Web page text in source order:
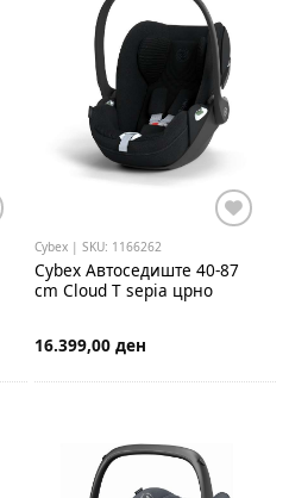
Cybex | SKU: 1166262
CybexАвтоседиште 40-87
cm Cloud T sepia црно
16.399,00 ден